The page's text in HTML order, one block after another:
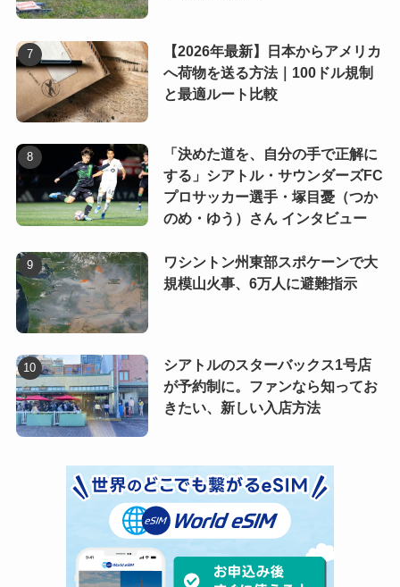
【2026年最新】日本からアメリカ
へ荷物を送る方法｜100ドル規制
と最適ルート比較
「決めた道を、自分の手で正解に
する」シアトル・サウンダーズFC
プロサッカー選手・塚目憂（つか
のめ・ゆう）さん インタビュー
ワシントン州東部スポケーンで大
規模山火事、6万人に避難指示
シアトルのスターバックス1号店
が予約制に。ファンなら知ってお
きたい、新しい入店方法